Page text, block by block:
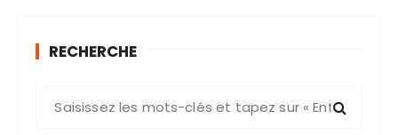
RECHERCHE